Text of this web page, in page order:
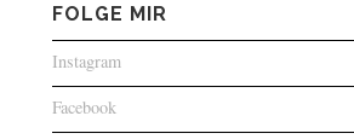
FOLGE MIR
Instagram
Facebook